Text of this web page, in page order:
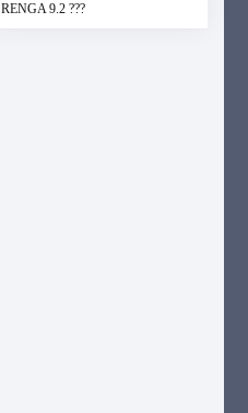
RENGA 9.2 ???